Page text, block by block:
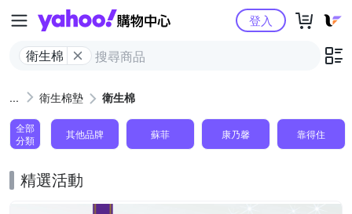
Yahoo購物中心
衛生棉
登入
衛生棉墊 衛生棉
全部
分類
其他品牌 蘇菲 康乃馨 靠得住
精選活動